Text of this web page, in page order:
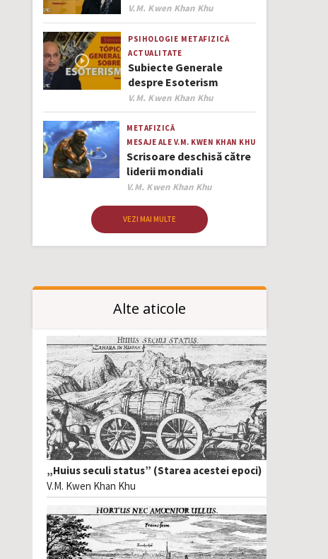
Author
V.M. Kwen Khan Khu
PSIHOLOGIE METAFIZICĂ
ACTUALITATE
Subiecte Generale
despre Esoterism
Author
V.M. Kwen Khan Khu
METAFIZICĂ
MESAJE ALE V.M. KWEN KHAN KHU
Scrisoare deschisă către
liderii mondiali
Author
V.M. Kwen Khan Khu
VEZI MAI MULTE
Alte aticole
„Huius seculi status” (Starea acestei epoci)
V.M. Kwen Khan Khu